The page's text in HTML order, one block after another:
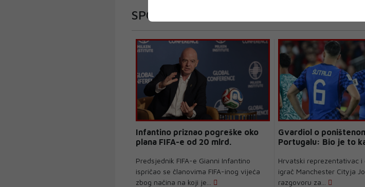
SPORT
Infantino priznao pogreške oko
plana FIFA-e od 20 mlrd.
Predsjednik FIFA-e Gianni Infantino
ispričao se članovima FIFA-inog vijeća
zbog načina na koji je...
Gvardiol o
Portugalu: Bio je to
Hrvatski reprezentativac i
igrač Manchester Cityja
razgovoru za...